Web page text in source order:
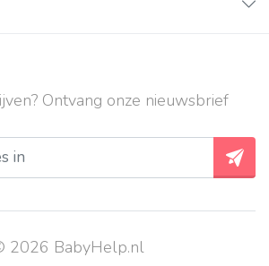
Ontvang onze nieuwsbrief
2026 BabyHelp.nl